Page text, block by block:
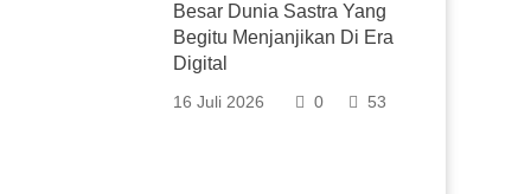
Besar Dunia Sastra Yang
Begitu Menjanjikan Di Era
Digital
16 Juli 2026 0 53